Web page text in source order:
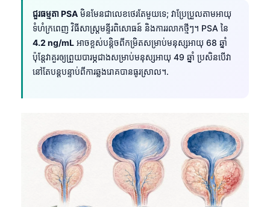
ជួរធម្មតា PSA មិនមែនជាលេខថេរតែមួយទេ; វាប្រែប្រួលតាមអាយុ
ទំហំក្រពេញ វិធីសាស្ត្រមន្ទីរពិសោធន៍ និងការរលាកថ្មីៗ។ PSA នៃ
4.2 ng/mL អាចខ្ពស់បន្តិចពីកម្រិតសម្រាប់មនុស្សអាយុ 68 ឆ្នាំ
ប៉ុន្តែវាគួរឲ្យព្រួយបារម្ភជាងសម្រាប់មនុស្សអាយុ 49 ឆ្នាំ ប្រសិនបើវា
នៅតែបន្តបន្ទាប់ពីការឆ្លងរោគបានធូរស្រាល។.